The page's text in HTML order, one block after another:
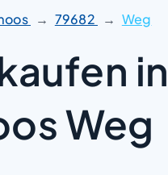
79682 Weg
in
Weg